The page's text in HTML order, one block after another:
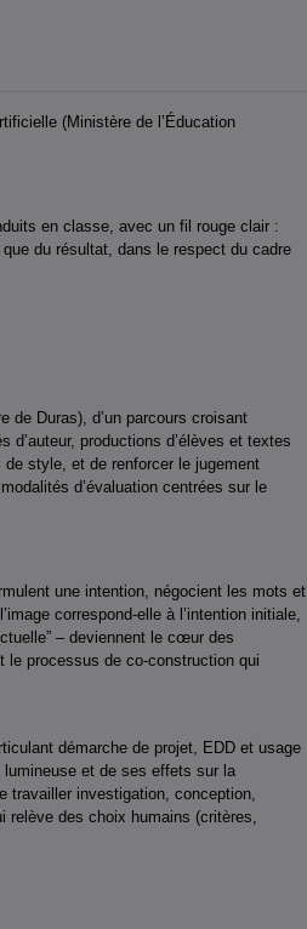
(Ministère de l’Éducation
en classe, avec un fil rouge clair :
du résultat, dans le respect du cadre
de Duras), d’un parcours croisant
d’auteur, productions d’élèves et textes
style, et de renforcer le jugement
d’évaluation centrées sur le
une intention, négocient les mots et
correspond-elle à l’intention initiale,
– deviennent le cœur des
le processus de co-construction qui
démarche de projet, EDD et usage
lumineuse et de ses effets sur la
travailler investigation, conception,
des choix humains (critères,